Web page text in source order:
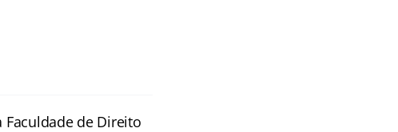
Faculdade de Direito